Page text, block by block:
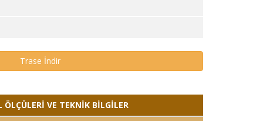
Trase İndir
ÖLÇÜLERİ VE TEKNİK BİLGİLER